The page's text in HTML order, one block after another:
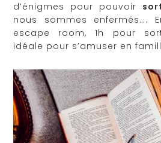
d’énigmes pour pouvoir
nous sommes enfermés….
escape room, 1h pour
idéale pour s’amuser en